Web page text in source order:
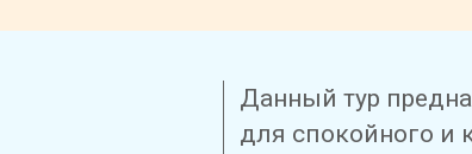
Данный тур
для спокойного и